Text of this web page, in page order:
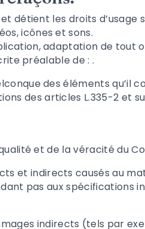
les droits d’usage
icônes et sons.
adaptation de tout
préalable de : .
des éléments qu’il
des articles L.335-2 et
et de la véracité du
et indirects causés au
pas aux spécifications
indirects (tels par